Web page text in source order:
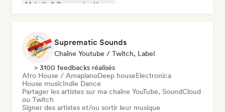
Melodic & Progressive House
Suprematic Sounds
Chaîne Youtube / Twitch, Label
> 3100 feedbacks réalisés
Afro House / AmapianoDeep houseElectronica
House musicIndie Dance
Partager les artistes sur ma chaîne YouTube, SoundCloud
ou Twitch
Signer des artistes et/ou sortir leur musique